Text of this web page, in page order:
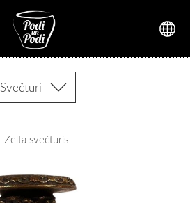
Svečturi
Zelta svečturis